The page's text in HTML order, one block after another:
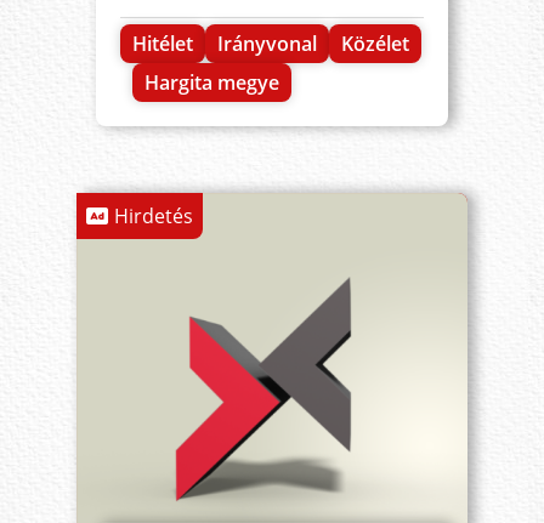
Hitélet Irányvonal
Közélet
Hargita megye
Hirdetés